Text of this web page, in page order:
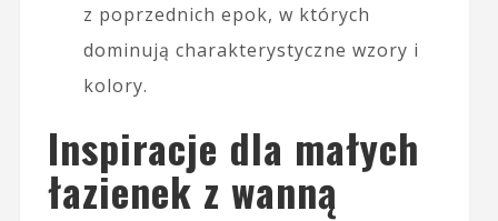
z poprzednich epok, w których
dominują charakterystyczne wzory i
kolory.
Inspiracje dla małych
łazienek z wanną